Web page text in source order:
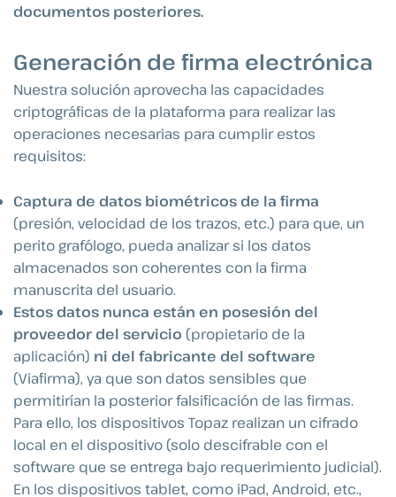
documentos posteriores.
Generación de firma electrónica
Nuestra solución aprovecha las capacidades
criptográficas de la plataforma para realizar las
operaciones necesarias para cumplir estos
requisitos:
Captura de datos biométricos de la firma
(presión, velocidad de los trazos, etc.) para que, un
perito grafólogo, pueda analizar si los datos
almacenados son coherentes con la firma
manuscrita del usuario.
Estos datos nunca están en posesión del
proveedor del servicio (propietario de la
aplicación) ni del fabricante del software
(Viafirma), ya que son datos sensibles que
permitirían la posterior falsificación de las firmas.
Para ello, los dispositivos Topaz realizan un cifrado
local en el dispositivo (solo descifrable con el
software que se entrega bajo requerimiento judicial).
En los dispositivos tablet, como iPad, Android, etc.,